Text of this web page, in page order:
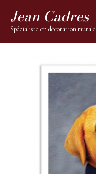
Jean Cadres
Spécialiste en décoration murale